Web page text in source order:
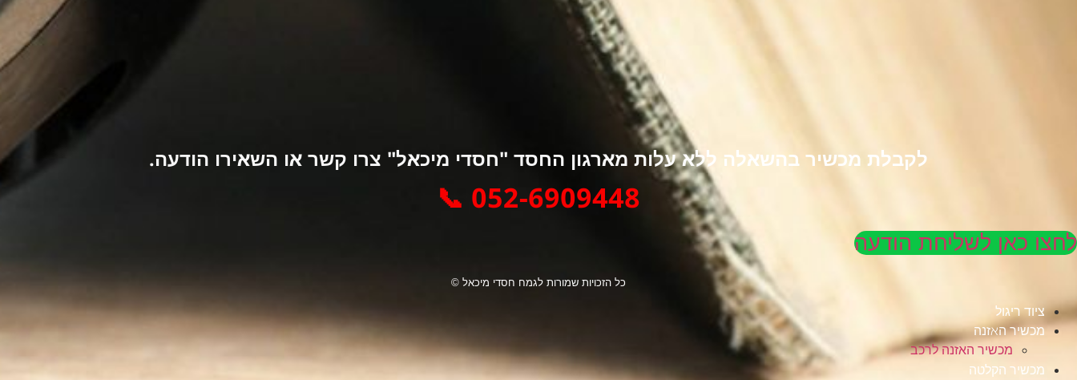
לקבלת מכשיר בהשאלה ללא עלות מארגון החסד "חסדי מיכאל" צרו קשר או השאירו הודעה.
052-6909448 📞
לחצו כאן לשליחת הודעה
כל הזכויות שמורות לגמח חסדי מיכאל ©
ציוד ריגול
מכשיר האזנה
מכשיר האזנה לרכב
מכשיר הקלטה